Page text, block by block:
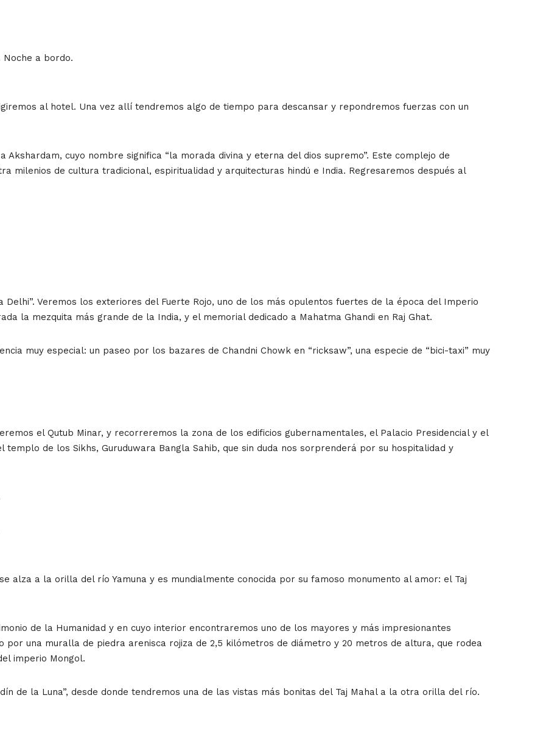
Noche a bordo.
al hotel. Una vez allí tendremos algo de tiempo para descansar y repondremos fuerzas con un
cuyo nombre significa “la morada divina y eterna del dios supremo”. Este complejo de
milenios de cultura tradicional, espiritualidad y arquitecturas hindú e India. Regresaremos después al
Delhi”. Veremos los exteriores del Fuerte Rojo, uno de los más opulentos fuertes de la época del Imperio
la mezquita más grande de la India, y el memorial dedicado a Mahatma Ghandi en Raj Ghat.
muy especial: un paseo por los bazares de Chandni Chowk en “ricksaw”, una especie de “bici-taxi” muy
el Qutub Minar, y recorreremos la zona de los edificios gubernamentales, el Palacio Presidencial y el
de los Sikhs, Guruduwara Bangla Sahib, que sin duda nos sorprenderá por su hospitalidad y
alza a la orilla del río Yamuna y es mundialmente conocida por su famoso monumento al amor: el Taj
de la Humanidad y en cuyo interior encontraremos uno de los mayores y más impresionantes
por una muralla de piedra arenisca rojiza de 2,5 kilómetros de diámetro y 20 metros de altura, que rodea
imperio Mongol.
de la Luna”, desde donde tendremos una de las vistas más bonitas del Taj Mahal a la otra orilla del río.